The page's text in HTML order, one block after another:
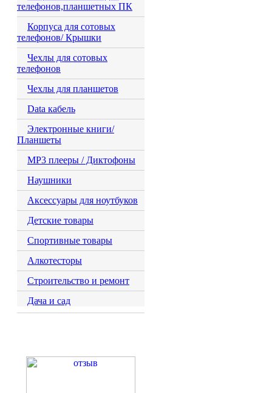
телефонов,планшетных ПК
Корпуса для сотовых
телефонов/ Крышки
Чехлы для сотовых
телефонов
Чехлы для планшетов
Data кабель
Электронные книги/
Планшеты
MP3 плееры / Диктофоны
Наушники
Аксессуары для ноутбуков
Детские товары
Спортивные товары
Алкотесторы
Строительство и ремонт
Дача и сад